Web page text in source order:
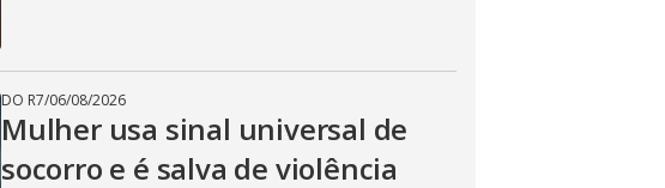
DO R7/06/08/2026
Mulher usa sinal universal de
socorro e é salva de violência